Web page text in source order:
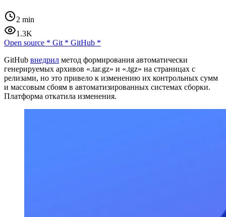
2 min
1.3K
Open source * Git * GitHub *
GitHub внедрил метод формирования автоматически
генерируемых архивов «.tar.gz» и «.tgz» на страницах с
релизами, но это привело к изменению их контрольных сумм
и массовым сбоям в автоматизированных системах сборки.
Платформа откатила изменения.